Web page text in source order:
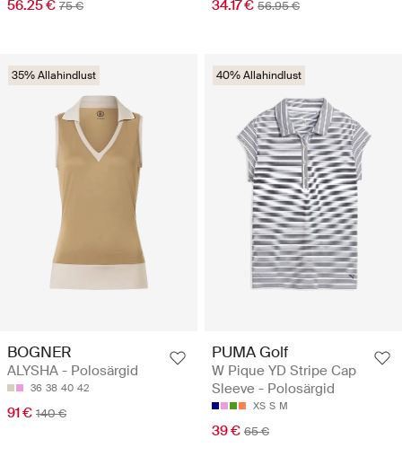
56.25 € 75 € 34.17 € 56.95 €
35% Allahindlust
BOGNER
ALYSHA - Polosärgid
36 38 40 42
91 € 140 €
40% Allahindlust
PUMA Golf
W Pique YD Stripe Cap
Sleeve - Polosärgid
XS S M
39 € 65 €